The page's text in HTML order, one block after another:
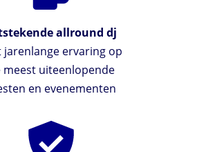
allround dj
jarenlange ervaring op
meest uiteenlopende
en evenementen